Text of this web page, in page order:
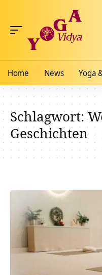
Home News Yoga
Schlagwort:
Geschichten